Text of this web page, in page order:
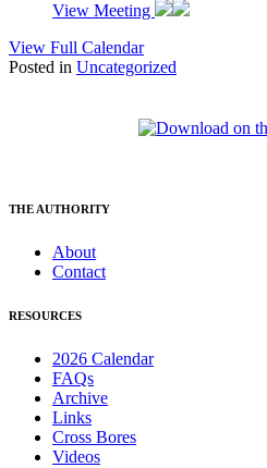
View Meeting
View Full Calendar
Posted in Uncategorized
THE AUTHORITY
About
Contact
RESOURCES
2026 Calendar
FAQs
Archive
Links
Cross Bores
Videos